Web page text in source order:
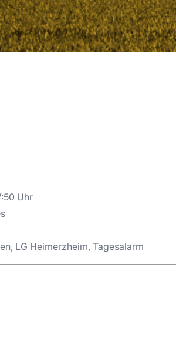
Uhr
LG Heimerzheim, Tagesalarm